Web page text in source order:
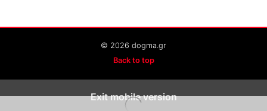
© 2026 dogma.gr
Back to top
Exit mobile version